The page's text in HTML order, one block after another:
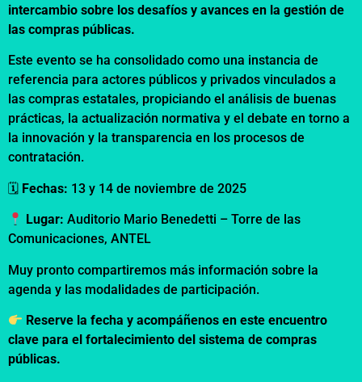
intercambio sobre los desafíos y avances en la gestión de
las compras públicas.
Este evento se ha consolidado como una instancia de
referencia para actores públicos y privados vinculados a
las compras estatales, propiciando el análisis de buenas
prácticas, la actualización normativa y el debate en torno a
la innovación y la transparencia en los procesos de
contratación.
🗓 Fechas: 13 y 14 de noviembre de 2025
Lugar: Auditorio Mario Benedetti – Torre de las
Comunicaciones, ANTEL
Muy pronto compartiremos más información sobre la
agenda y las modalidades de participación.
Reserve la fecha y acompáñenos en este encuentro
clave para el fortalecimiento del sistema de compras
públicas.